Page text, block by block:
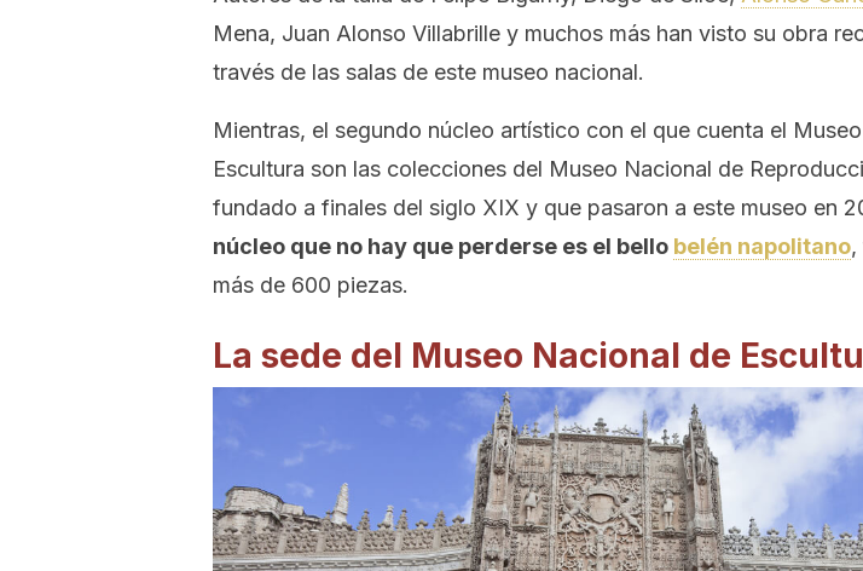
Mena, Juan Alonso Villabrille y muchos más han visto su obra
través de las salas de este museo nacional.
Mientras, el segundo núcleo artístico con el que cuenta el
Escultura son las colecciones del Museo Nacional de
fundado a finales del siglo XIX y que pasaron a este museo en
núcleo que no hay que perderse es el bello belén napolitano,
más de 600 piezas.
La sede del Museo Nacional de